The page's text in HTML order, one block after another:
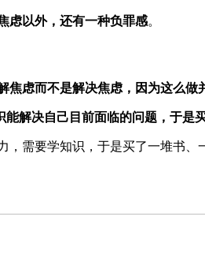
虑以外，还有一种负罪感。
虑而不是解决焦虑，因为这么做
能解决自己目前面临的问题，于是
需要学知识，于是买了一堆书、